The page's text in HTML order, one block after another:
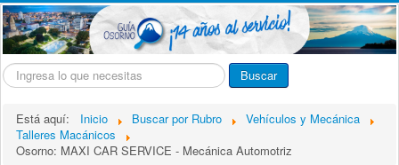
Buscar... Buscar
Está aquí: Inicio Buscar por Rubro
Vehículos y Mecánica
Talleres Macánicos
Osorno: MAXI CAR SERVICE - Mecánica Automotriz